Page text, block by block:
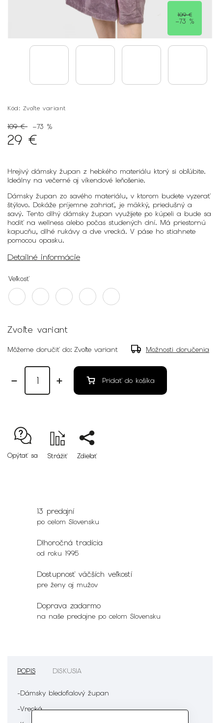
109 €
–73 %
Kód: Zvoľte variant
109 € –73 %
29 €
Hrejivý dámsky župan z hebkého materiálu ktorý si obľúbite.
Ideálny na večerné aj víkendové leňošenie.
Dámsky župan zo savého materiálu, v ktorom budete vyzerať
štýlovo. Dokáže príjemne zahriať, je mäkký, priedušný a
savý. Tento dlhý dámsky župan využijete po kúpeli a bude sa
hodiť na wellness alebo počas studených dní. Má priestornú
kapucňu, dlhé rukávy a dve vrecká. V páse ho stiahnete
pomocou opasku.
Detailné informácie
Veľkosť
Zvoľte variant
Môžeme doručiť do: Zvoľte variant Možnosti doručenia
Pridať do košíka
Opýtať sa Strážiť Zdieľať
13 predajní
po celom Slovensku
Dlhoročná tradícia
od roku 1995
Dostupnosť väčších veľkostí
pre ženy aj mužov
Doprava zadarmo
na naše predajne po celom Slovensku
POPIS DISKUSIA
-Dámsky bledofialový župan
-Vrecká